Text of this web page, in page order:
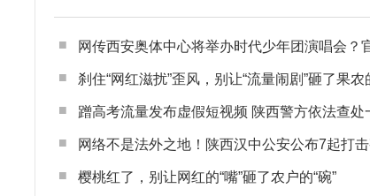
网传西安奥体中心将举办时代少年团演唱会？官方回应：纯
刹住“网红滋扰”歪风，别让“流量闹剧”砸了果农
蹭高考流量发布虚假短视频 陕西警方依法查处一起涉高考网络
网络不是法外之地！陕西汉中公安公布7起打击整治网谣网暴典型
樱桃红了，别让网红的“嘴”砸了农户的“碗”